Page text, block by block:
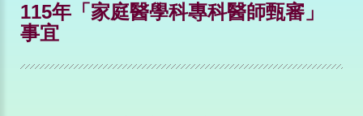
115年「家庭醫學科專科醫師甄審」
事宜